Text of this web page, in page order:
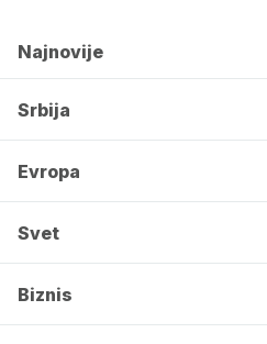
Najnovije
Srbija
Evropa
Svet
Biznis
država
školarine